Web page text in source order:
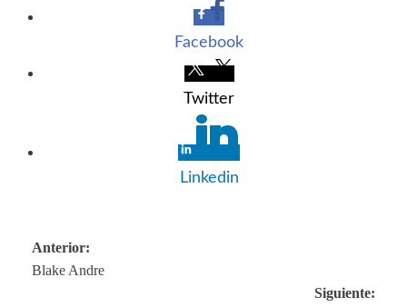
Facebook
Twitter
Linkedin
Navegación
de
Anterior:
Blake Andre
Siguiente: